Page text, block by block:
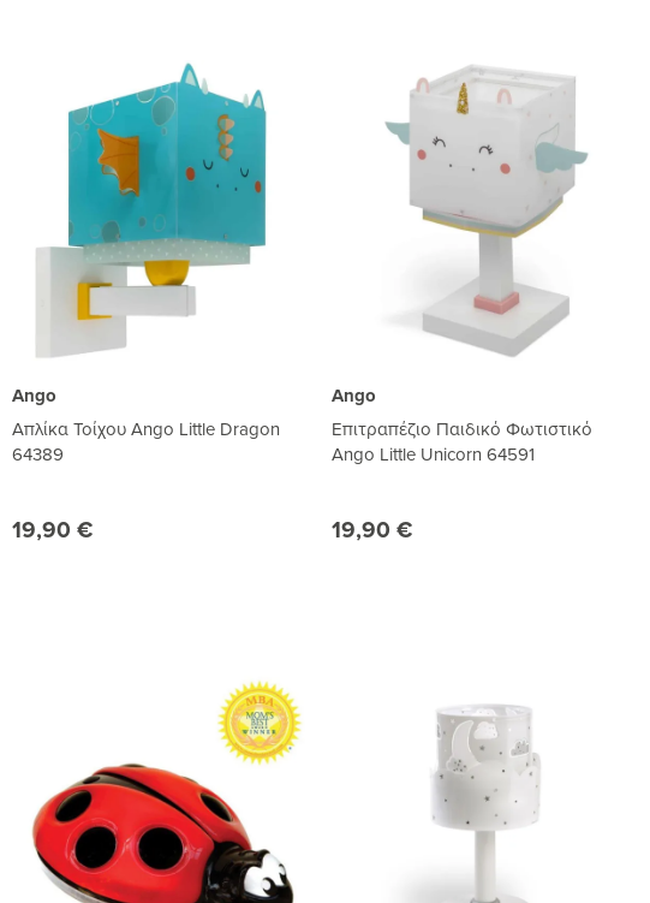
Ango
Απλίκα Τοίχου Ango Little Dragon
64389
19,90 €
Ango
Επιτραπέζιο Παιδικό Φωτιστικό
Ango Little Unicorn 64591
19,90 €